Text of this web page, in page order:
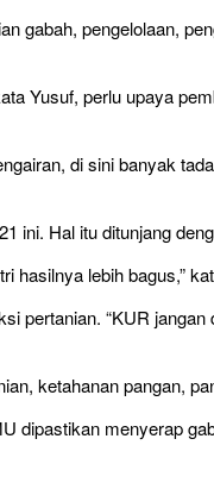
gabah, pengelolaan,
Yusuf, perlu upaya
di sini banyak
ini. Hal itu ditunjang
hasilnya lebih bagus,”
“KUR
ketahanan pangan,
dipastikan menyerap